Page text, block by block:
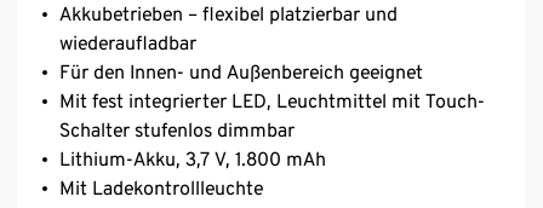
Akkubetrieben – flexibel platzierbar und
wiederaufladbar
Für den Innen- und Außenbereich geeignet
Mit fest integrierter LED, Leuchtmittel mit Touch-
Schalter stufenlos dimmbar
Lithium-Akku, 3,7 V, 1.800 mAh
Mit Ladekontrollleuchte